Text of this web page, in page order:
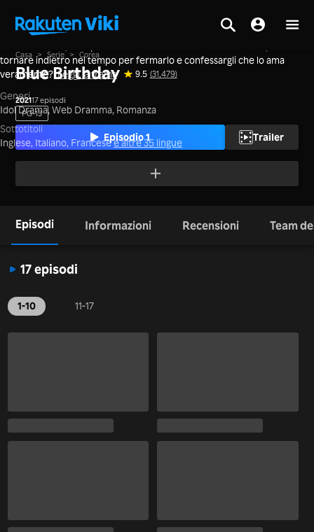
Casa > Serie > Corea
Blue Birthday 9.5 (31,479)
202117 episodi
PG-13
Episodio 1 Trailer
tornare indietro nel tempo per fermarlo e confessargli che lo ama
veramente? Leggi la trama
Generi
Idol Drama, Web Dramma, Romanza
Sottotitoli
Inglese, Italiano, Francesee altre 35 lingue
Episodi Informazioni Recensioni Team
17 episodi
1-10 11-17